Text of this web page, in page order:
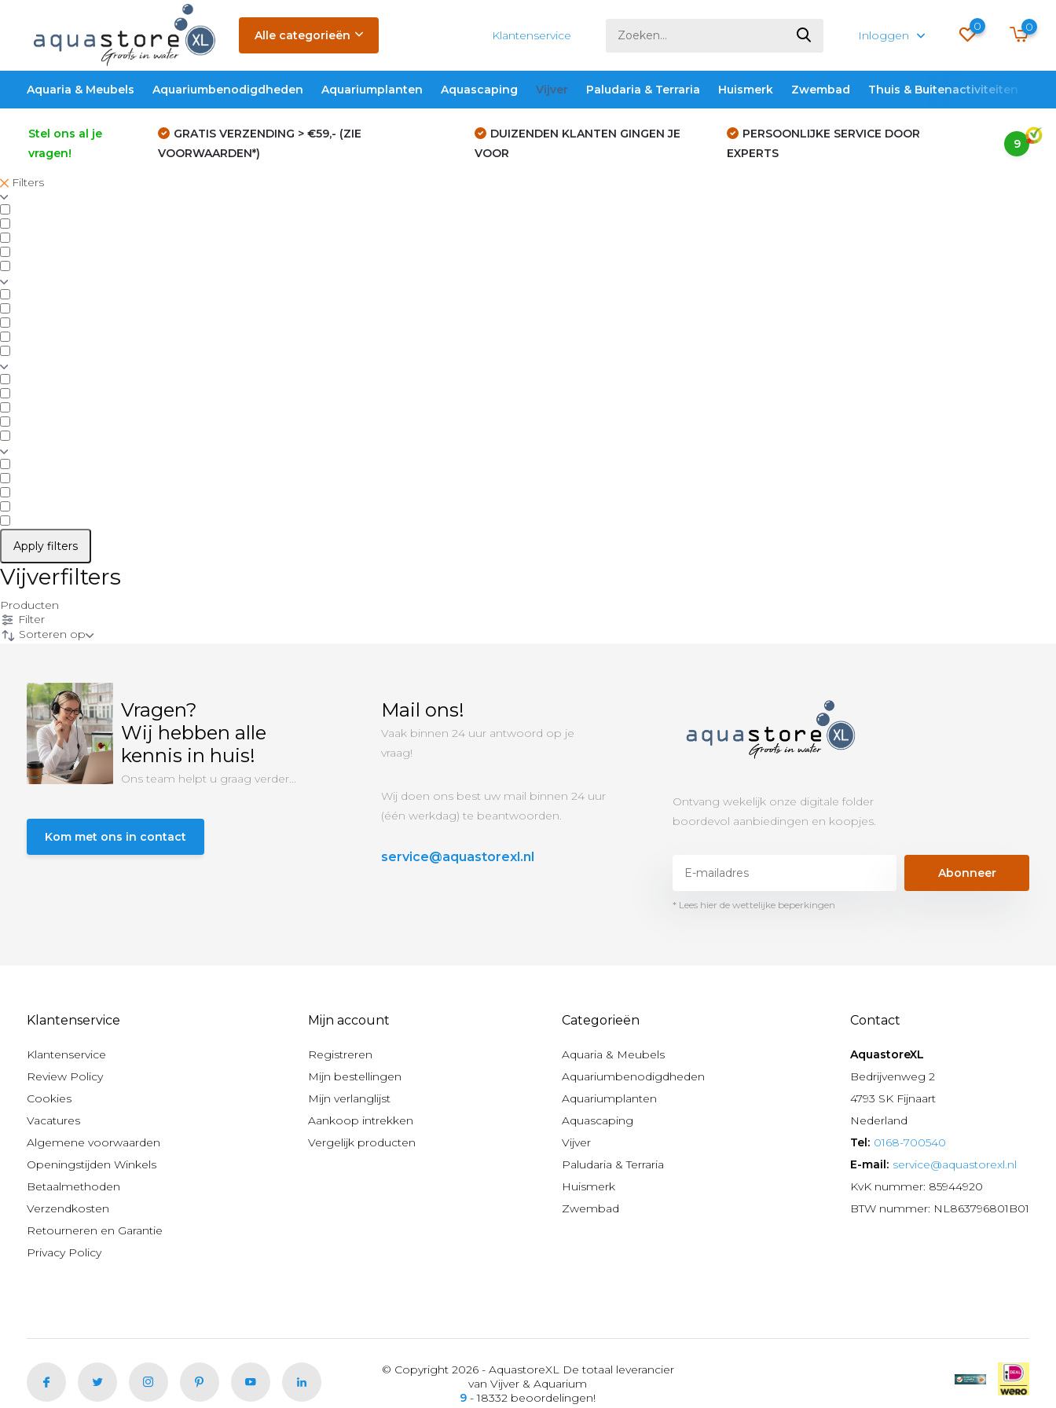
Alle categorieën Klantenservice Inloggen
0 0
Aquaria & Meubels Aquariumbenodigdheden Aquariumplanten Aquascaping Vijver Paludaria & Terraria Huismerk Zwembad Thuis & Buitenactiviteiten
Stel ons al je
vragen!
GRATIS VERZENDING > €59,- (ZIE
VOORWAARDEN*)
DUIZENDEN KLANTEN GINGEN JE
VOOR
PERSOONLIJKE SERVICE DOOR
EXPERTS
9
Filters
Apply filters
Vijverfilters
Producten
Filter
Sorteren op
Vragen?
Wij hebben alle
kennis in huis!
Ons team helpt u graag verder...
Kom met ons in contact
Mail ons!
Vaak binnen 24 uur antwoord op je
vraag!
Wij doen ons best uw mail binnen 24 uur
(één werkdag) te beantwoorden.
service@aquastorexl.nl
Ontvang wekelijk onze digitale folder
boordevol aanbiedingen en koopjes.
Abonneer
* Lees hier de wettelijke beperkingen
Klantenservice
Klantenservice
Review Policy
Cookies
Vacatures
Algemene voorwaarden
Openingstijden Winkels
Betaalmethoden
Verzendkosten
Retourneren en Garantie
Privacy Policy
Mijn account
Registreren
Mijn bestellingen
Mijn verlanglijst
Aankoop intrekken
Vergelijk producten
Categorieën
Aquaria & Meubels
Aquariumbenodigdheden
Aquariumplanten
Aquascaping
Vijver
Paludaria & Terraria
Huismerk
Zwembad
Contact
AquastoreXL
Bedrijvenweg 2
4793 SK Fijnaart
Nederland
Tel: 0168-700540
E-mail: service@aquastorexl.nl
KvK nummer: 85944920
BTW nummer: NL863796801B01
© Copyright 2026 - AquastoreXL De totaal leverancier
van Vijver & Aquarium
9 - 18332 beoordelingen!